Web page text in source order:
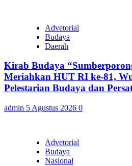
Advetorial
Budaya
Daerah
Kirab Budaya
Meriahkan HUT RI ke-81,
Pelestarian Budaya dan
admin 5 Agustus 2026 0
Advetorial
Budaya
Nasional